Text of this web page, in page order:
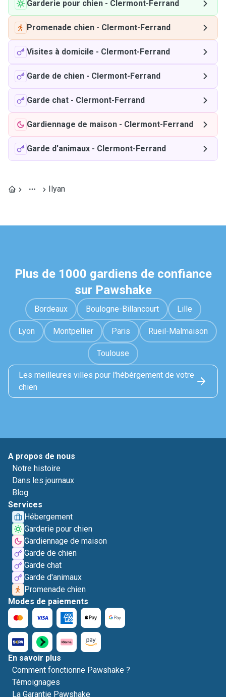
Garderie pour chien - Clermont-Ferrand
Promenade chien - Clermont-Ferrand
Visites à domicile - Clermont-Ferrand
Garde de chien - Clermont-Ferrand
Garde chat - Clermont-Ferrand
Gardiennage de maison - Clermont-Ferrand
Garde d'animaux - Clermont-Ferrand
Ilyan
Plus de 1000 gardiens de confiance
sur Pawshake
Bordeaux Boulogne-Billancourt Lille
Lyon Montpellier Paris Rueil-Malmaison
Toulouse
Les meilleures villes pour l'hébérgement de votre
chien
A propos de nous
Notre histoire
Dans les journaux
Blog
Services
Hébergement
Garderie pour chien
Gardiennage de maison
Garde de chien
Garde chat
Garde d'animaux
Promenade chien
Modes de paiements
En savoir plus
Comment fonctionne Pawshake ?
Témoignages
La Garantie Pawshake